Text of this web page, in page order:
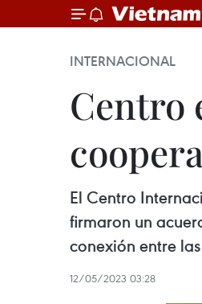
INTERNACIONAL
Centro
El Centro
firmaron un
conexión entre
12/05/2023 03:28